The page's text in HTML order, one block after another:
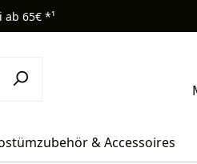
ab 65€ *¹
& Accessoires